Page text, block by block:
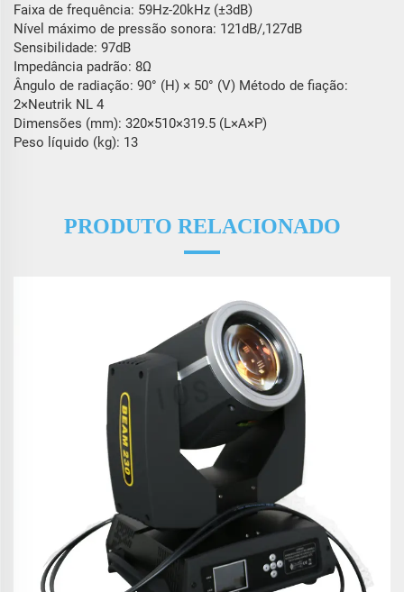
Faixa de frequência: 59Hz-20kHz (±3dB)
Nível máximo de pressão sonora: 121dB/,127dB
Sensibilidade: 97dB
Impedância padrão: 8Ω
Ângulo de radiação: 90° (H) × 50° (V) Método de fiação:
2×Neutrik NL 4
Dimensões (mm): 320×510×319.5 (L×A×P)
Peso líquido (kg): 13
PRODUTO RELACIONADO